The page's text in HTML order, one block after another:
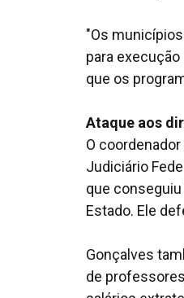
"Os
para
que os
Ataque aos
O
Judiciário
que
Estado. Ele
Gonçalves
de